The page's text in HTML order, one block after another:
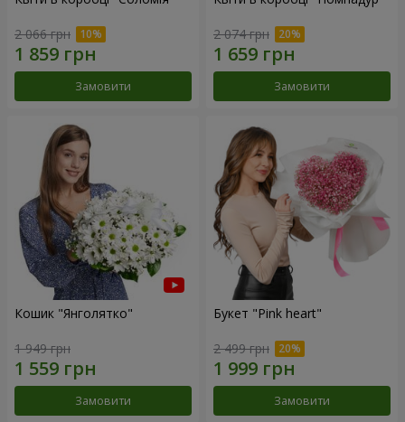
2 066 грн
Замовити
2 074 грн
Замовити
Кошик "Янголятко"
1 949 грн
Замовити
Букет "Pink heart"
2 499 грн
Замовити